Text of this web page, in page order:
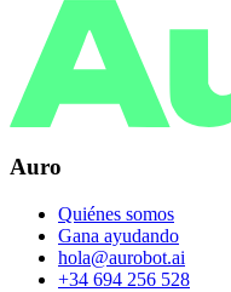
Auro
Quiénes somos
Gana ayudando
hola@aurobot.ai
+34 694 256 528